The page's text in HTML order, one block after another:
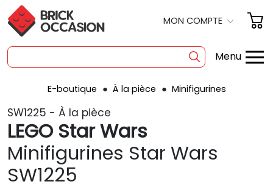
MON COMPTE
Menu
SHOP
À LA PIÈCE
E-boutique À la pièce Minifigurines
SW1225 - À la pièce
LEGO Star Wars
Minifigurines Star Wars
SW1225